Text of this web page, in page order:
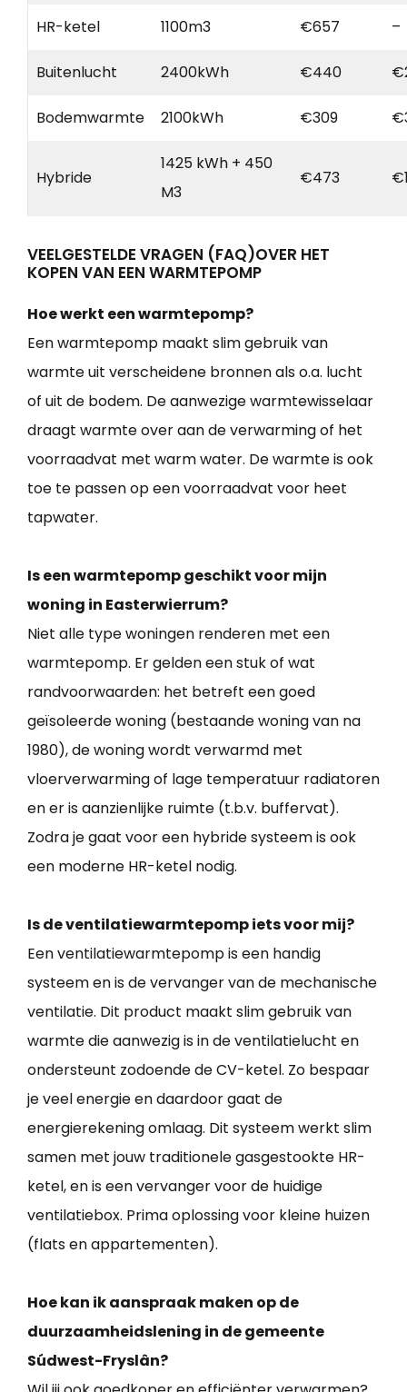
HR-ketel 1100m3 €657 –
Buitenlucht 2400kWh €440
Bodemwarmte 2100kWh €309
Hybride
1425 kWh + 450
M3
€473
VEELGESTELDE VRAGEN (FAQ)OVER HET
KOPEN VAN EEN WARMTEPOMP
Hoe werkt een warmtepomp?
Een warmtepomp maakt slim gebruik van
warmte uit verscheidene bronnen als o.a. lucht
of uit de bodem. De aanwezige warmtewisselaar
draagt warmte over aan de verwarming of het
voorraadvat met warm water. De warmte is ook
toe te passen op een voorraadvat voor heet
tapwater.
Is een warmtepomp geschikt voor mijn
woning in Easterwierrum?
Niet alle type woningen renderen met een
warmtepomp. Er gelden een stuk of wat
randvoorwaarden: het betreft een goed
geïsoleerde woning (bestaande woning van na
1980), de woning wordt verwarmd met
vloerverwarming of lage temperatuur radiatoren
en er is aanzienlijke ruimte (t.b.v. buffervat).
Zodra je gaat voor een hybride systeem is ook
een moderne HR-ketel nodig.
Is de ventilatiewarmtepomp iets voor mij?
Een ventilatiewarmtepomp is een handig
systeem en is de vervanger van de mechanische
ventilatie. Dit product maakt slim gebruik van
warmte die aanwezig is in de ventilatielucht en
ondersteunt zodoende de CV-ketel. Zo bespaar
je veel energie en daardoor gaat de
energierekening omlaag. Dit systeem werkt slim
samen met jouw traditionele gasgestookte HR-
ketel, en is een vervanger voor de huidige
ventilatiebox. Prima oplossing voor kleine huizen
(flats en appartementen).
Hoe kan ik aanspraak maken op de
duurzaamheidslening in de gemeente
Súdwest-Fryslân?